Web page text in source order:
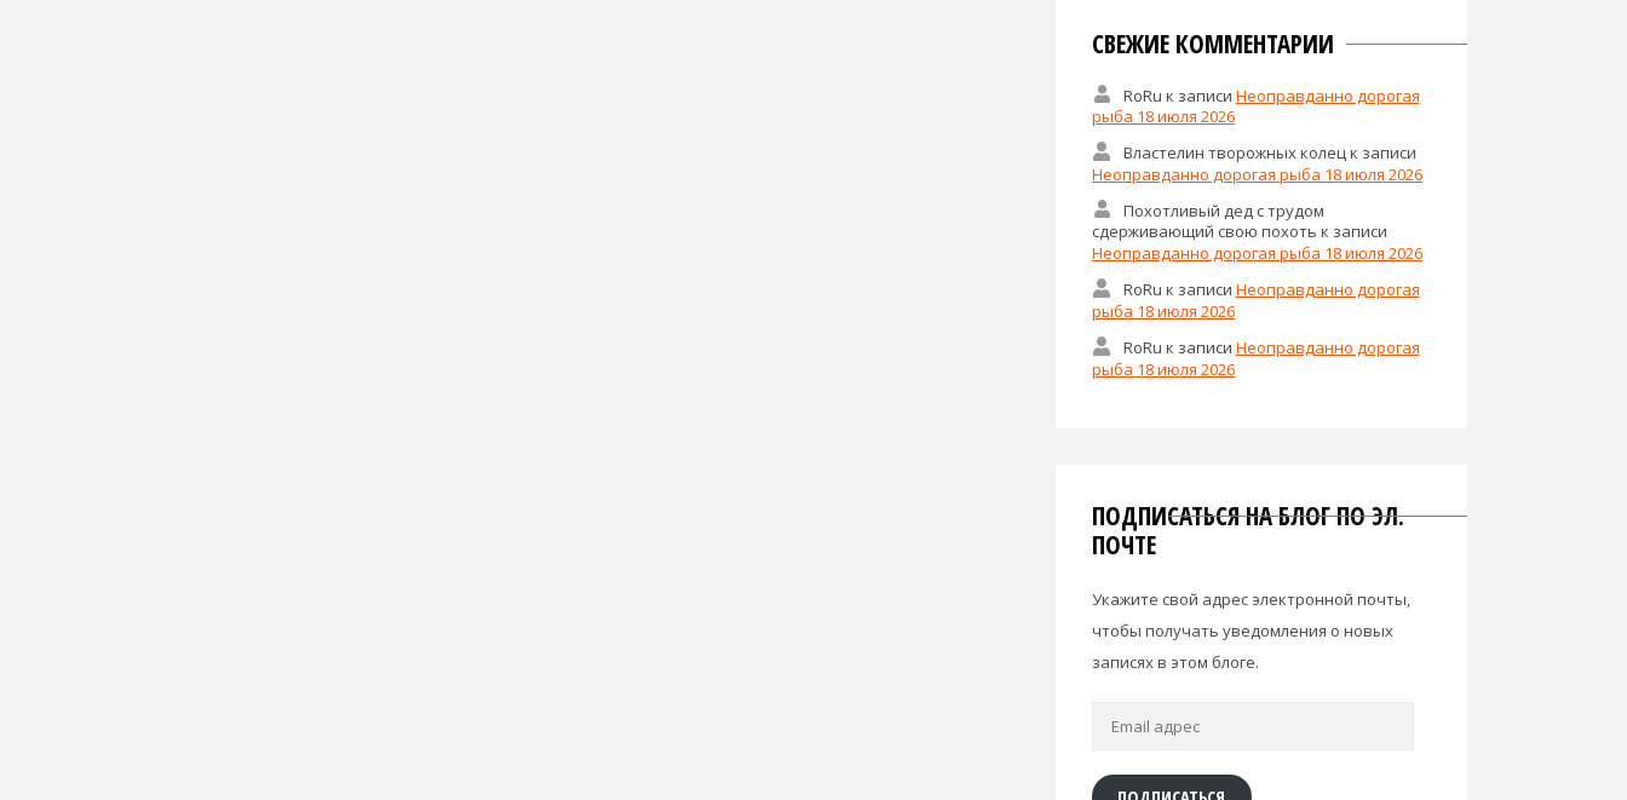
СВЕЖИЕ КОММЕНТАРИИ
RoRu к записи Неоправданно дорогая
рыба 18 июля 2026
Властелин творожных колецк записи
Неоправданно дорогая рыба 18 июля 2026
Похотливый дед с трудом
сдерживающий свою похоть к записи
Неоправданно дорогая рыба 18 июля 2026
RoRu к записи Неоправданно дорогая
рыба 18 июля 2026
RoRu к записи Неоправданно дорогая
рыба 18 июля 2026
ПОДПИСАТЬСЯ НА БЛОГ ПО ЭЛ.
ПОЧТЕ
Укажите свой адрес электронной почты,
чтобы получать уведомления о новых
записях в этом блоге.